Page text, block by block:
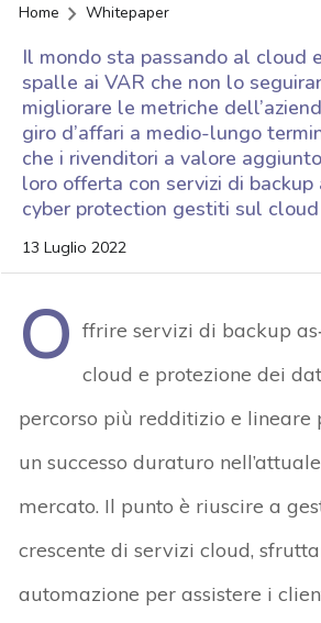
Home Whitepaper
Il mondo sta passando al cloud
spalle ai VAR che non lo
migliorare le metriche
giro d’affari a medio-lungo
che i rivenditori a valore
loro offerta con servizi di backup
cyber protection gestiti sul cloud
13 Luglio 2022
O ffrire servizi di backup
cloud e protezione dei
percorso più redditizio e lineare
un successo duraturo
mercato. Il punto è riuscire a
crescente di servizi cloud,
automazione per assistere i